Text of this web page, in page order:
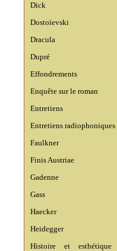
Dick
Dostoïevski
Dracula
Dupré
Effondrements
Enquête sur le roman
Entretiens
Entretiens radiophoniques
Faulkner
Finis Austriae
Gadenne
Gass
Haecker
Heidegger
Histoire et esthétique